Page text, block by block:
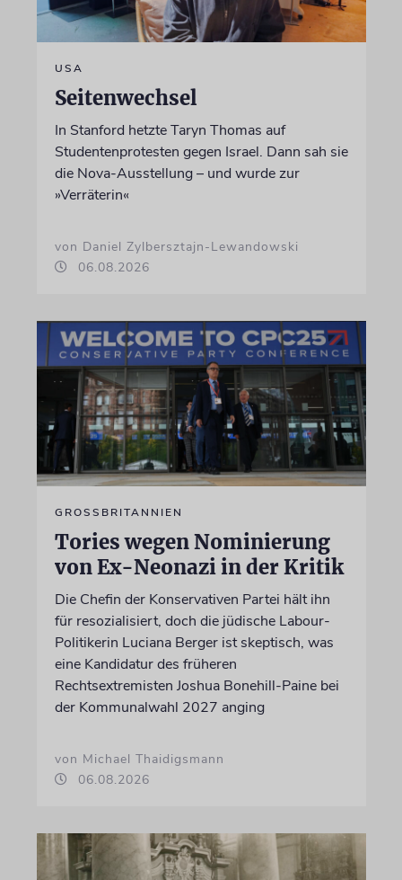
USA
Seitenwechsel
In Stanford hetzte Taryn Thomas auf
Studentenprotesten gegen Israel. Dann sah sie
die Nova-Ausstellung – und wurde zur
»Verräterin«
von Daniel Zylbersztajn-Lewandowski
06.08.2026
GROSSBRITANNIEN
Tories wegen Nominierung
von Ex-Neonazi in der Kritik
Die Chefin der Konservativen Partei hält ihn
für resozialisiert, doch die jüdische Labour-
Politikerin Luciana Berger ist skeptisch, was
eine Kandidatur des früheren
Rechtsextremisten Joshua Bonehill-Paine bei
der Kommunalwahl 2027 anging
von Michael Thaidigsmann
06.08.2026